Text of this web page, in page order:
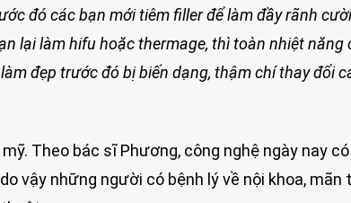
đó các bạn mới tiêm filler để làm đầy rãnh
lại làm hifu hoặc thermage, thì toàn nhiệt năng
đẹp trước đó bị biến dạng, thậm chí thay đổi
Theo bác sĩ Phương, công nghệ ngày nay
vậy những người có bệnh lý về nội khoa, mãn